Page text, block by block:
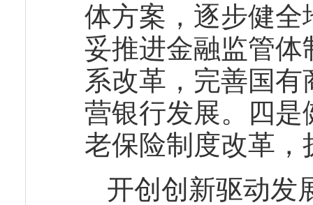
体方案，逐步健
妥推进金融监管
系改革，完善国
营银行发展。四
老保险制度改革
开创创新驱动发